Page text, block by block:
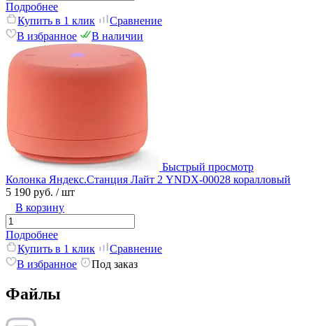
Подробнее
Купить в 1 клик
Сравнение
В избранное
В наличии
Быстрый просмотр
Колонка Яндекс.Станция Лайт 2 YNDX-00028 коралловый
5 190 руб. / шт
В корзину
Подробнее
Купить в 1 клик
Сравнение
В избранное
Под заказ
Файлы